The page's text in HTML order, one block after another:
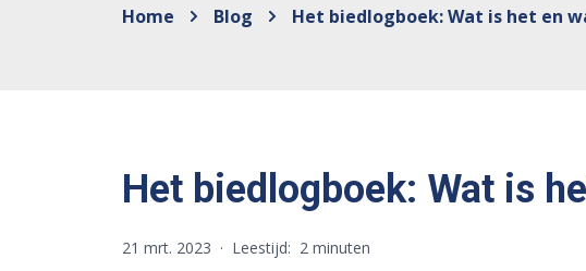
Home Blog Het biedlogboek: Wat is het en
Het biedlogboek: Wat is
21 mrt. 2023 · Leestijd: 2 minuten